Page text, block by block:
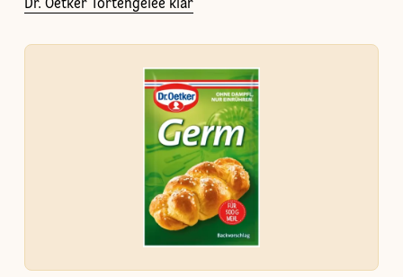
Dr. Oetker Tortengelee klar